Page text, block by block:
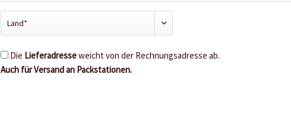
Die Lieferadresseweicht von der Rechnungsadresse ab.
Auch für Versand an Packstationen.